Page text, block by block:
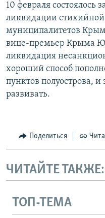
10 февраля состоялось
ликвидации
муниципалитетов
вице-премьер Крыма
ликвидация
хороший способ
пунктов полуострова,
развивать.
Поделиться
ЧИТАЙТЕ ТАКЖЕ:
ТОП-ТЕМА